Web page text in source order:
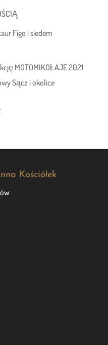
Figo i siedem
MOTOMIKOŁAJE 2021
Sącz i okolice
Kościółek